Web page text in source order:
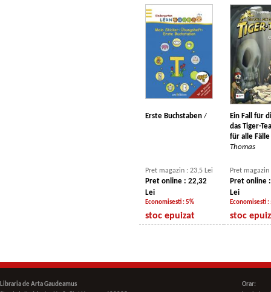
Erste Buchstaben /
Ein Fall für
das Tiger-
für alle Fälle
Thomas
Pret magazin : 23,5 Lei
Pret online : 22,32
Lei
Economisesti : 5%
Pret magazin
Pret online
Lei
Economisesti :
stoc epuizat stoc
Libraria de Arta Gaudeamus
Orar: